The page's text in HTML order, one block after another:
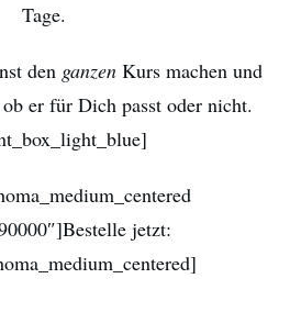
Tage.
den ganzenKurs machen und
er für Dich passt oder nicht.
jetzt: